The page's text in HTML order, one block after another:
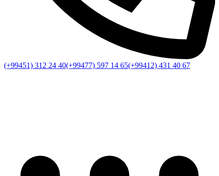
(+99451) 312 24 40(+99477) 597 14 65(+99412) 431 40 67